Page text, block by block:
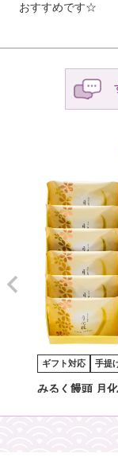
おすすめです☆
ギフト対応 手提
みるく饅頭 月
詳し